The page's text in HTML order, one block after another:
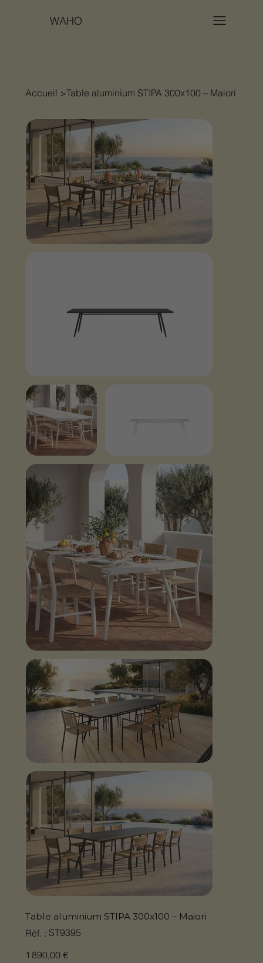
WAHO
Accueil >Table aluminium STIPA 300x100 – Maiori
Table aluminium STIPA 300x100 – Maiori
Réf. : SKU
ST9395
ST9395
Prix
1 890,00 €